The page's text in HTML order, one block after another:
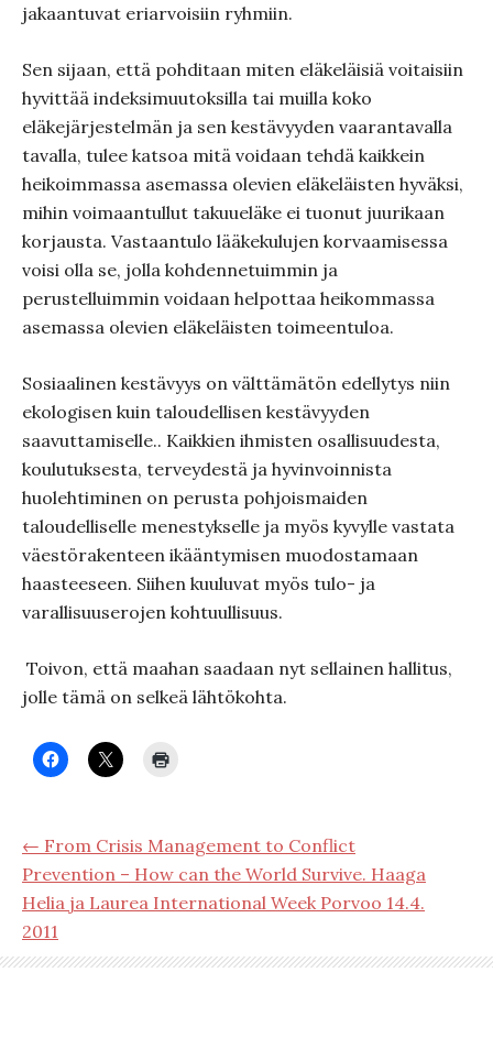
jakaantuvat eriarvoisiin ryhmiin.
Sen sijaan, että pohditaan miten eläkeläisiä voitaisiin
hyvittää indeksimuutoksilla tai muilla koko
eläkejärjestelmän ja sen kestävyyden vaarantavalla
tavalla, tulee katsoa mitä voidaan tehdä kaikkein
heikoimmassa asemassa olevien eläkeläisten hyväksi,
mihin voimaantullut takuueläke ei tuonut juurikaan
korjausta. Vastaantulo lääkekulujen korvaamisessa
voisi olla se, jolla kohdennetuimmin ja
perustelluimmin voidaan helpottaa heikommassa
asemassa olevien eläkeläisten toimeentuloa.
Sosiaalinen kestävyys on välttämätön edellytys niin
ekologisen kuin taloudellisen kestävyyden
saavuttamiselle.. Kaikkien ihmisten osallisuudesta,
koulutuksesta, terveydestä ja hyvinvoinnista
huolehtiminen on perusta pohjoismaiden
taloudelliselle menestykselle ja myös kyvylle vastata
väestörakenteen ikääntymisen muodostamaan
haasteeseen. Siihen kuuluvat myös tulo- ja
varallisuuserojen kohtuullisuus.
Toivon, että maahan saadaan nyt sellainen hallitus,
jolle tämä on selkeä lähtökohta.
← From Crisis Management to Conflict
Prevention – How can the World Survive. Haaga
Helia ja Laurea International Week Porvoo 14.4.
2011